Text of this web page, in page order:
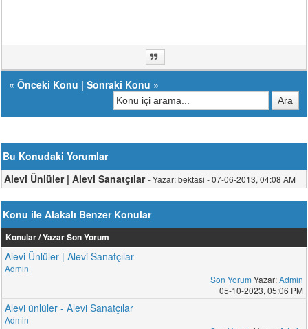
«Önceki Konu |Sonraki Konu »
Bu Konudaki Yorumlar
Alevi Ünlüler | Alevi Sanatçılar - Yazar: bektasi - 07-06-2013, 04:08 AM
Konu ile Alakalı Benzer Konular
Konular / YazarSon Yorum
Alevi Ünlüler | Alevi Sanatçılar
Admin
Son Yorum Yazar:Admin
05-10-2023, 05:06 PM
Alevi ünlüler - Alevi Sanatçılar
Admin